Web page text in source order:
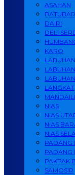
ASAHAN
DAIRI
DELI
KARO
LANGKAT
NIAS
NIAS
NIAS
NIAS
PADANG
PADANG
PAKPAK
SAMOSIR